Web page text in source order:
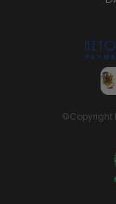
©Copyright